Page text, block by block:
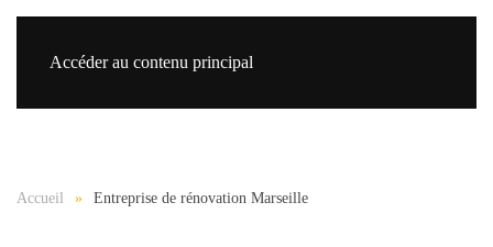
Accéder au contenu principal
Accueil Entreprise de rénovation Marseille